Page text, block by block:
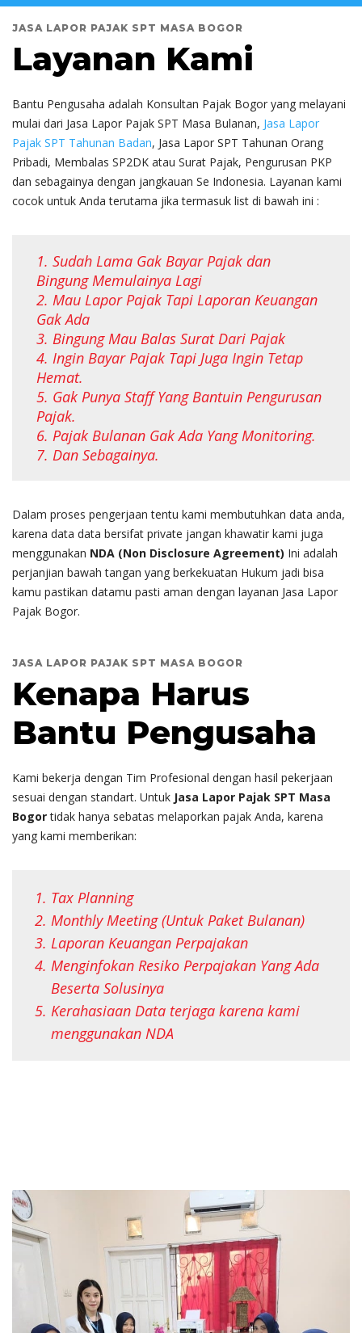
JASA LAPOR PAJAK SPT MASA BOGOR
Layanan Kami
Bantu Pengusaha adalah Konsultan Pajak Bogor yang melayani
mulai dari Jasa Lapor Pajak SPT Masa Bulanan, Jasa Lapor
Pajak SPT Tahunan Badan, Jasa Lapor SPT Tahunan Orang
Pribadi, Membalas SP2DK atau Surat Pajak, Pengurusan PKP
dan sebagainya dengan jangkauan Se Indonesia. Layanan kami
cocok untuk Anda terutama jika termasuk list di bawah ini :
1. Sudah Lama Gak Bayar Pajak dan
Bingung Memulainya Lagi
2. Mau Lapor Pajak Tapi Laporan Keuangan
Gak Ada
3. Bingung Mau Balas Surat Dari Pajak
4. Ingin Bayar Pajak Tapi Juga Ingin Tetap
Hemat.
5. Gak Punya Staff Yang Bantuin Pengurusan
Pajak.
6. Pajak Bulanan Gak Ada Yang Monitoring.
7. Dan Sebagainya.
Dalam proses pengerjaan tentu kami membutuhkan data anda,
karena data data bersifat private jangan khawatir kami juga
menggunakan NDA (Non Disclosure Agreement) Ini adalah
perjanjian bawah tangan yang berkekuatan Hukum jadi bisa
kamu pastikan datamu pasti aman dengan layanan Jasa Lapor
Pajak Bogor.
JASA LAPOR PAJAK SPT MASA BOGOR
Kenapa Harus
Bantu Pengusaha
Kami bekerja dengan Tim Profesional dengan hasil pekerjaan
sesuai dengan standart. Untuk Jasa Lapor Pajak SPT Masa
Bogortidak hanya sebatas melaporkan pajak Anda, karena
yang kami memberikan:
Tax Planning
Monthly Meeting (Untuk Paket Bulanan)
Laporan Keuangan Perpajakan
Menginfokan Resiko Perpajakan Yang Ada
Beserta Solusinya
Kerahasiaan Data terjaga karena kami
menggunakan NDA